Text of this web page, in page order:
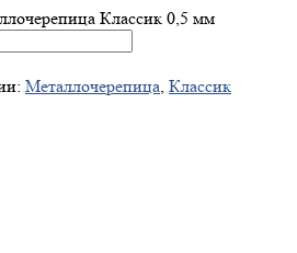
Классик 0,5 мм
Металлочерепица, Классик